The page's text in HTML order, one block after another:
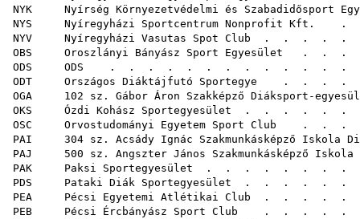
NYK Nyírség Környezetvédelmi és Szabadidősport
NYS Nyíregyházi Sportcentrum Nonprofit Kft.
. .
NYV Nyíregyházi Vasutas Spot Club . . . . . .
OBS Oroszlányi Bányász Sport Egyesület . . . .
ODS ODS . . . . . . . . . . .
ODT Országos Diáktájfutó Sportegye . . . . .
OGA 102 sz. Gábor Áron Szakképző Diáksport-
OKS Ózdi Kohász Sportegyesület . . . . .
OSC Orvostudományi Egyetem Sport Club . . . .
PAI 304 sz. Acsády Ignác Szakmunkásképző Iskola
PAJ 500 sz. Angszter János Szakmunkásképző Iskola
PAK Paksi Sportegyesület . . . . . . .
PDS Pataki Diák Sportegyesület . . . . . . .
PEA Pécsi Egyetemi Atlétikai Club . . . . .
PEB Pécsi Ércbányász Sport Club . . . . .